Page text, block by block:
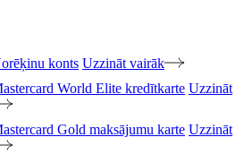
konts Uzzināt vairāk
World Elite kredītkarte Uzzināt
Gold maksājumu karte Uzzināt